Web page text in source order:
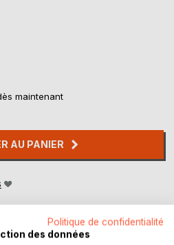
maintenant
AU PANIER
Politique de confidentialité
des données